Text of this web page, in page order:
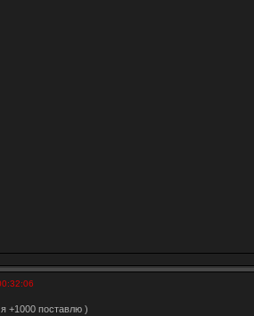
+1000 поставлю )